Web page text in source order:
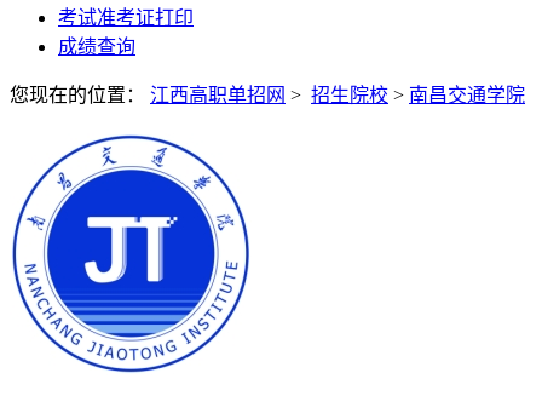
考试准考证打印
成绩查询
您现在的位置： 江西高职单招网 > 招生院校 > 南昌交通学院